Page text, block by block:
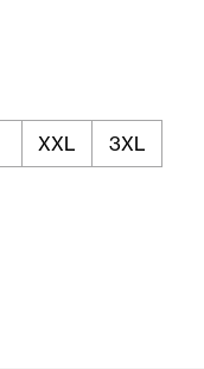
XXL
3XL